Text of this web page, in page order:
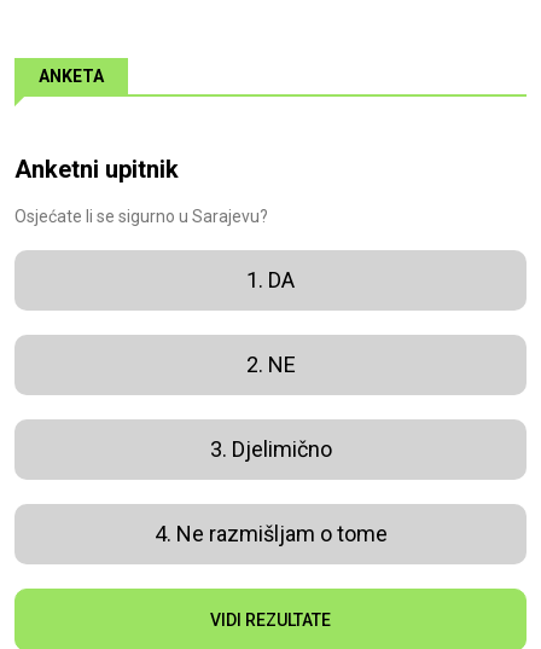
ANKETA
Anketni upitnik
Osjećate li se sigurno u Sarajevu?
1. DA
2. NE
3. Djelimično
4. Ne razmišljam o tome
VIDI REZULTATE